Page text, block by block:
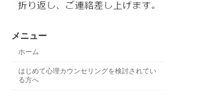
メニュー
ホーム
はじめて心理カウンセリングを検討されてい
る方へ